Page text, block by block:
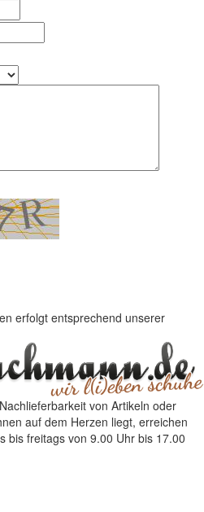
erfolgt entsprechend unserer
von Artikeln oder
auf dem Herzen liegt, erreichen
bis freitags von 9.00 Uhr bis 17.00